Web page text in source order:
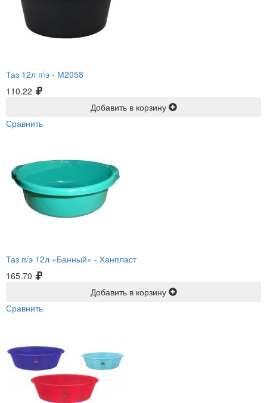
Таз 12л п\э - М2058
110.22
Добавить в корзину
Сравнить
Таз п/э 12л «Банный» - Ханпласт
165.70
Добавить в корзину
Сравнить